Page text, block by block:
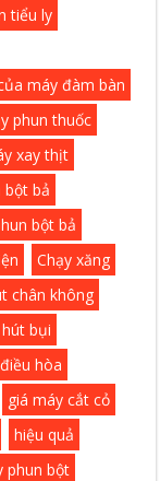
tiểu ly
máy đàm bàn
phun thuốc
xay thịt
bột bả
bột bả
Chạy xăng
chân không
bụi
điều hòa
giá máy cắt cỏ
hiệu quả
phun bột